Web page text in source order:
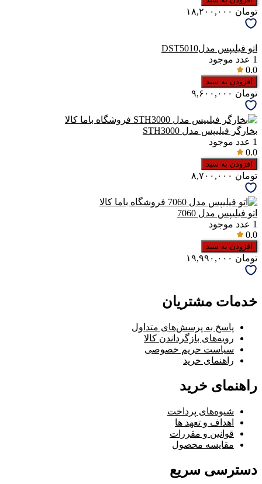
تومان
اتو فیلیپس مدلDST5010
1 عدد موجود
0.0
افزودن به سبد
تومان
بخارگر فیلیپس مدل STH3000
1 عدد موجود
0.0
افزودن به سبد
تومان
اتو فیلیپس مدل 7060
1 عدد موجود
0.0
افزودن به سبد
تومان
خدمات مشتریان
پاسخ به پرسش‌های متداول
رویه‌های بازگرداندن کالا
سیاست حریم خصوصی
راهنمای خرید
راهنمای خرید
شیوه‌های پرداخت
اهداف و تعهد ها
قوانین و مقررات
مقایسه محصول
دسترسی سریع